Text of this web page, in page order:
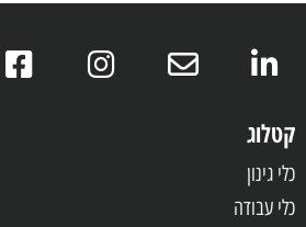
קטלוג
כלי גינון
כלי עבודה